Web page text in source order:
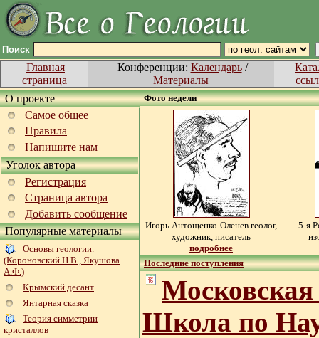
Поиск
Главная
страница
Конференции: Календарь/
Материалы
О проекте
Самое общее
Правила
Напишите нам
Уголок автора
Регистрация
Страница автора
Добавить сообщение
Популярные материалы
Основы геологии.
(Короновский Н.В., Якушова
А.Ф.)
Крымский десант
Янтарная сказка
Теория симметрии
кристаллов
Фото недели
Игорь Антощенко-Оленев геолог,
художник, писатель
подробнее
5-я
Последние поступления
Школа по